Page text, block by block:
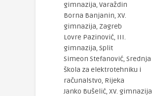
gimnazija, Varaždin
Borna Banjanin, XV.
gimnazija, Zagreb
Lovre Pazinović, III.
gimnazija, Split
Simeon Stefanović, Srednja
škola za elektrotehniku i
računalstvo, Rijeka
Janko Bušelić, XV. gimnazija